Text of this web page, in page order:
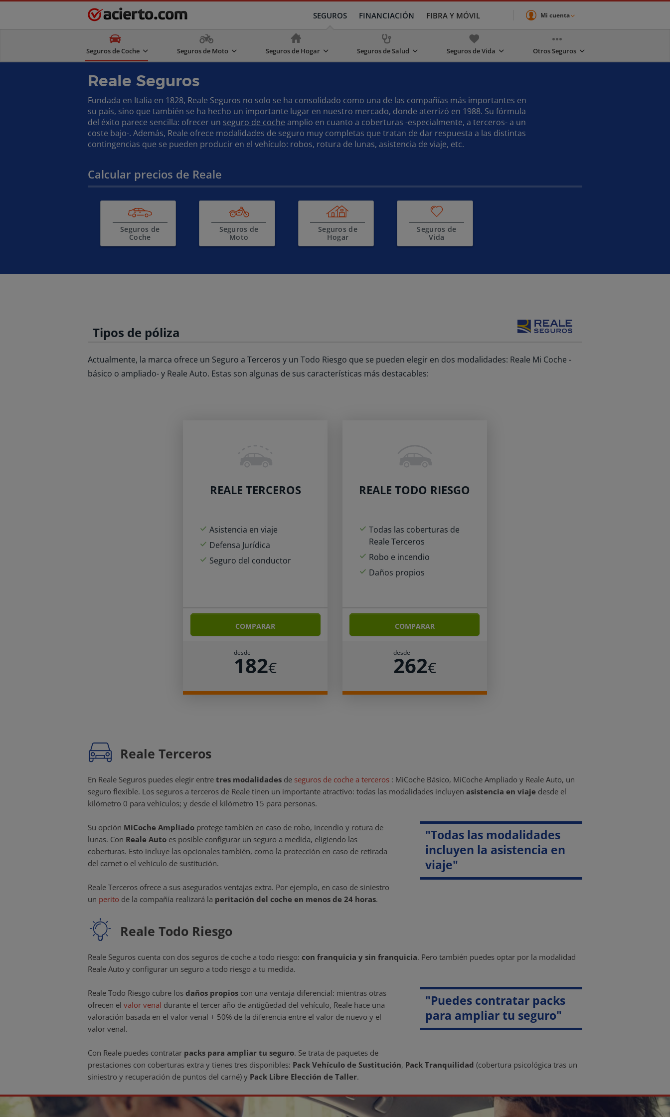
SEGUROS FINANCIACIÓN FIBRA Y MÓVIL Mi cuenta
Seguros de Coche Seguros de Moto Seguros de Hogar Seguros de Salud Seguros de Vida Otros Seguros
Reale Seguros
Fundada en Italia en 1828, Reale Seguros no solo se ha consolidado como una de las compañías más importantes en
su país, sino que también se ha hecho un importante lugar en nuestro mercado, donde aterrizó en 1988. Su fórmula
del éxito parece sencilla: ofrecer un seguro de coche amplio en cuanto a coberturas -especialmente, a terceros- a un
coste bajo-. Además, Reale ofrece modalidades de seguro muy completas que tratan de dar respuesta a las distintas
contingencias que se pueden producir en el vehículo: robos, rotura de lunas, asistencia de viaje, etc.
Calcular precios de Reale
Seguros de
Coche
Seguros de
Moto
Seguros de
Hogar
Seguros de
Vida
Tipos de póliza
Actualmente, la marca ofrece un Seguro a Terceros y un Todo Riesgo que se pueden elegir en dos modalidades: Reale Mi Coche -
básico o ampliado- y Reale Auto. Estas son algunas de sus características más destacables:
REALE TERCEROS
Asistencia en viaje
Defensa Jurídica
Seguro del conductor
COMPARAR
desde
182€
REALE TODO RIESGO
Todas las coberturas de
Reale Terceros
Robo e incendio
Daños propios
COMPARAR
desde
262€
Reale Terceros
En Reale Seguros puedes elegir entre tres modalidades de seguros de coche a terceros : MiCoche Básico, MiCoche Ampliado y Reale Auto, un
seguro flexible. Los seguros a terceros de Reale tinen un importante atractivo: todas las modalidades incluyen asistencia en viaje desde el
kilómetro 0 para vehículos; y desde el kilómetro 15 para personas.
"Todas las modalidades
incluyen la asistencia en
viaje"
Su opción MiCoche Ampliado protege también en caso de robo, incendio y rotura de
lunas. Con Reale Auto es posible configurar un seguro a medida, eligiendo las
coberturas. Esto incluye las opcionales también, como la protección en caso de retirada
del carnet o el vehículo de sustitución.
Reale Terceros ofrece a sus asegurados ventajas extra. Por ejemplo, en caso de siniestro
un perito de la compañía realizará la peritación del coche en menos de 24 horas.
Reale Todo Riesgo
Reale Seguros cuenta con dos seguros de coche a todo riesgo: con franquicia y sin franquicia. Pero también puedes optar por la modalidad
Reale Auto y configurar un seguro a todo riesgo a tu medida.
"Puedes contratar packs
para ampliar tu seguro"
Reale Todo Riesgo cubre los daños propios con una ventaja diferencial: mientras otras
ofrecen el valor venal durante el tercer año de antigüedad del vehículo, Reale hace una
valoración basada en el valor venal + 50% de la diferencia entre el valor de nuevo y el
valor venal.
Con Reale puedes contratar packs para ampliar tu seguro. Se trata de paquetes de
prestaciones con coberturas extra y tienes tres disponibles: Pack Vehículo de Sustitución, Pack Tranquilidad (cobertura psicológica tras un
siniestro y recuperación de puntos del carné) y Pack Libre Elección de Taller.